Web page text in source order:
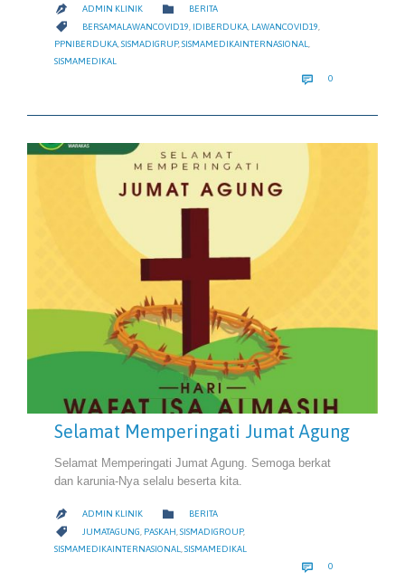
 ADMIN KLINIK  CATEGORY
BERITA
 CATEGORY
BERSAMALAWANCOVID19 IDIBERDUKA LAWANCOVID19
PPNIBERDUKA,SISMADIGRUP,SISMAMEDIKAINTERNASIONAL,
SISMAMEDIKAL
 0COMMENTS
Selamat Memperingati Jumat Agung
Selamat Memperingati Jumat Agung. Semoga berkat
dan karunia-Nya selalu beserta kita.
 ADMIN KLINIK  CATEGORY
BERITA
 CATEGORY
JUMATAGUNG PASKAH SISMADIGROUP,
SISMAMEDIKAINTERNASIONAL,SISMAMEDIKAL
 0COMMENTS